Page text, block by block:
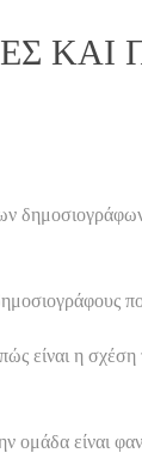
ΚΑΙ
είναι η
είναι